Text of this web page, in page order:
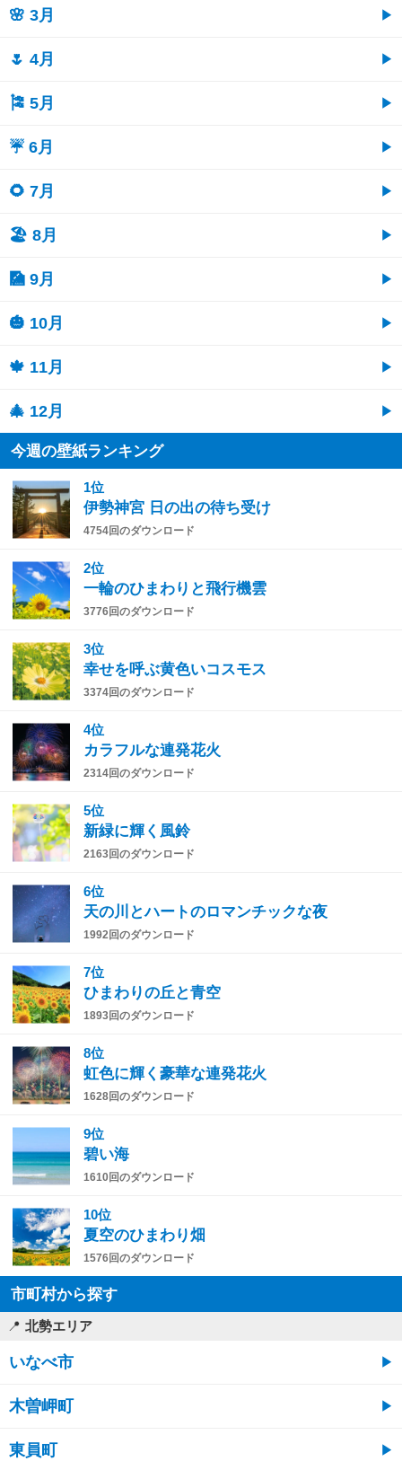
🌸 3月
🌷 4月
🎏 5月
☔ 6月
🌻 7月
🏖 8月
🎑 9月
🎃 10月
🍁 11月
🎄 12月
今週の壁紙ランキング
1位
伊勢神宮 日の出の待ち受け
4754回のダウンロード
2位
一輪のひまわりと飛行機雲
3776回のダウンロード
3位
幸せを呼ぶ黄色いコスモス
3374回のダウンロード
4位
カラフルな連発花火
2314回のダウンロード
5位
新緑に輝く風鈴
2163回のダウンロード
6位
天の川とハートのロマンチックな夜
1992回のダウンロード
7位
ひまわりの丘と青空
1893回のダウンロード
8位
虹色に輝く豪華な連発花火
1628回のダウンロード
9位
碧い海
1610回のダウンロード
10位
夏空のひまわり畑
1576回のダウンロード
市町村から探す
北勢エリア
いなべ市
木曽岬町
東員町